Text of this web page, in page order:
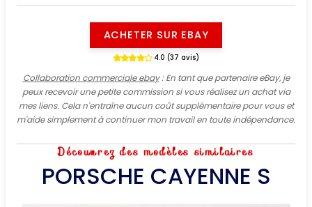
ACHETER SUR EBAY
4.0 (37 avis)
Collaboration commerciale ebay: En tant que partenaire eBay, je
peux recevoir une petite commission si vous réalisez un achat via
mes liens. Cela n'entraîne aucun coût supplémentaire pour vous et
m'aide simplement à continuer mon travail en toute indépendance.
Découvrez des modèles similaires
PORSCHE CAYENNE S